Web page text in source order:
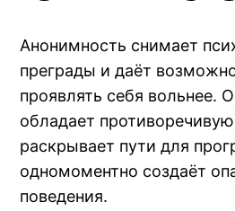
Анонимность снимает
преграды и даёт
проявлять себя вольнее.
обладает
раскрывает пути для
одномоментно создаёт
поведения.